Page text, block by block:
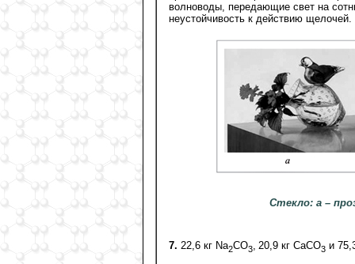
волноводы, передающие свет на
неустойчивость к действию щелочей.
Стекло: а –
7. 22,6 кг Na2CО3, 20,9 кг СаСО3 и